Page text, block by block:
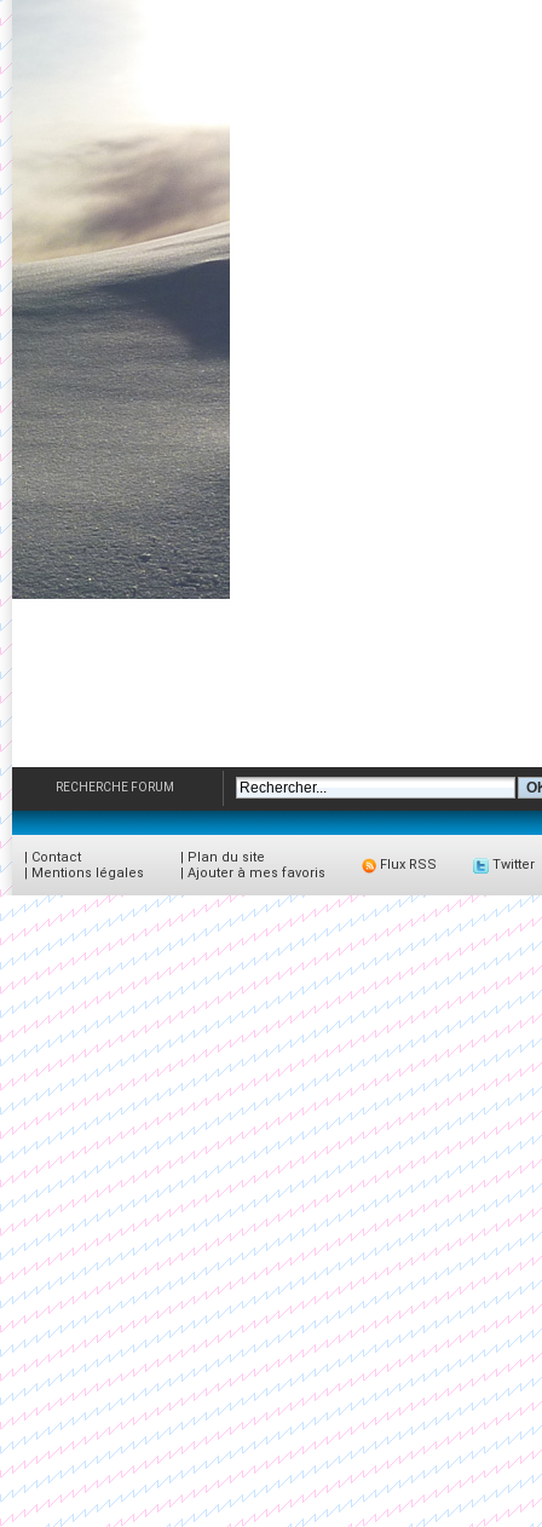
RECHERCHE FORUM
| Contact
| Mentions légales
| Plan du site
| Ajouter à mes favoris
Flux RSS Twitter